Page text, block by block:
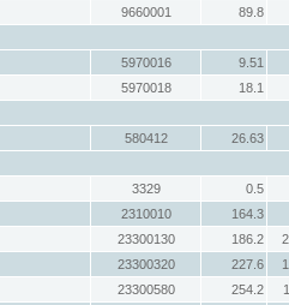
9660001
89.8
5970016
9.51
5970018
18.1
580412
26.63
3329
0.5
2310010
164.3
23300130 186.2
23300320 227.6
23300580 254.2